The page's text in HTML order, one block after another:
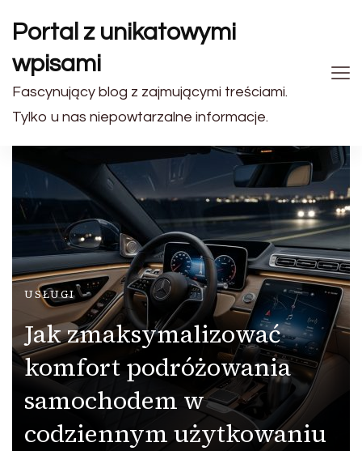
Portal z unikatowymi
wpisami
Fascynujący blog z zajmującymi treściami.
Tylko u nas niepowtarzalne informacje.
USŁUGI
Jak zmaksymalizować
komfort podróżowania
samochodem w
codziennym użytkowaniu